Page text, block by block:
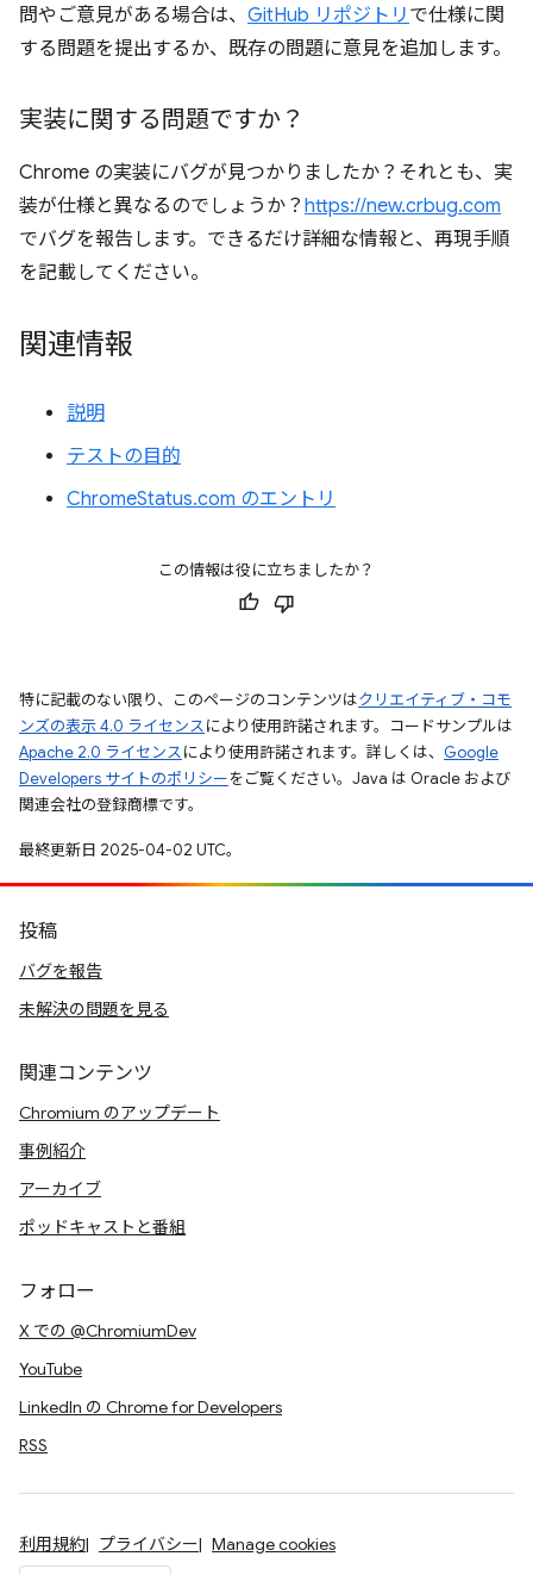
問やご意見がある場合は、 GitHub リポジトリ で仕様に関
する問題を提出するか、既存の問題に意見を追加します。
実装に関する問題ですか？
Chrome の実装にバグが見つかりましたか？それとも、実
装が仕様と異なるのでしょうか？ https://new.crbug.com
でバグを報告します。できるだけ詳細な情報と、再現手順
を記載してください。
関連情報
説明
テストの目的
ChromeStatus.com のエントリ
この情報は役に立ちましたか？
特に記載のない限り、このページのコンテンツはクリエイティブ・コモ
ンズの表示 4.0 ライセンスにより使用許諾されます。コードサンプルは
Apache 2.0 ライセンスにより使用許諾されます。詳しくは、 Google
Developers サイトのポリシーをご覧ください。Java は Oracle および
関連会社の登録商標です。
最終更新日 2025-04-02 UTC。
投稿
バグを報告
未解決の問題を見る
関連コンテンツ
Chromium のアップデート
事例紹介
アーカイブ
ポッドキャストと番組
フォロー
X での @ChromiumDev
YouTube
LinkedIn の Chrome for Developers
RSS
利用規約 プライバシー Manage cookies